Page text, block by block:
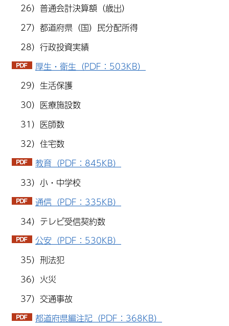
26）普通会計決算額（歳出）
27）都道府県（国）民分配所得
28）行政投資実績
厚生・衛生（PDF：503KB）
29）生活保護
30）医療施設数
31）医師数
32）住宅数
教育（PDF：845KB）
33）小・中学校
通信（PDF：335KB）
34）テレビ受信契約数
公安（PDF：530KB）
35）刑法犯
36）火災
37）交通事故
都道府県編注記（PDF：368KB）